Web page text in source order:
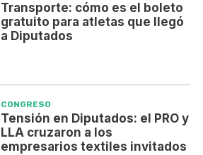
Transporte: cómo es el boleto
gratuito para atletas que llegó
a Diputados
CONGRESO
Tensión en Diputados: el PRO y
LLA cruzaron a los
empresarios textiles invitados